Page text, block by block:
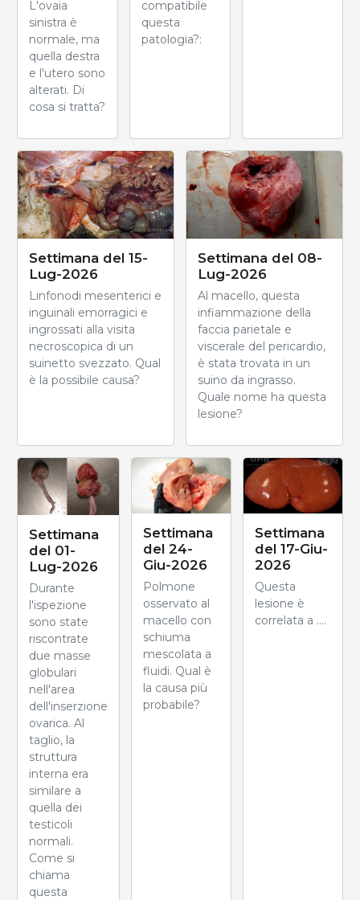
L'ovaia
sinistra è
normale, ma
quella destra
e l'utero sono
alterati. Di
cosa si tratta?
compatibile
questa
patologia?:
Settimana del 15-
Lug-2026
Linfonodi mesenterici e
inguinali emorragici e
ingrossati alla visita
necroscopica di un
suinetto svezzato. Qual
è la possibile causa?
Settimana del 08-
Lug-2026
Al macello, questa
infiammazione della
faccia parietale e
viscerale del pericardio,
è stata trovata in un
suino da ingrasso.
Quale nome ha questa
lesione?
Settimana
del 01-
Lug-2026
Durante
l'ispezione
sono state
riscontrate
due masse
globulari
nell'area
dell'inserzione
ovarica. Al
taglio, la
struttura
interna era
similare a
quella dei
testicoli
normali.
Come si
chiama
questa
Settimana
del 24-
Giu-2026
Polmone
osservato al
macello con
schiuma
mescolata a
fluidi. Qual è
la causa più
probabile?
Settimana
del 17-Giu-
2026
Questa
lesione è
correlata a ....